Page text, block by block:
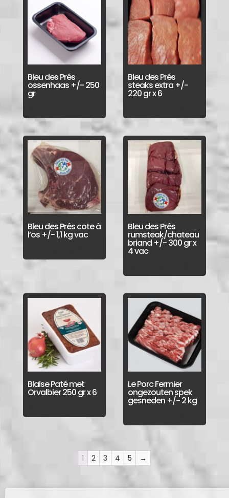
Bleu des Prés
ossenhaas +/- 250
gr
Bleu des Prés
steaks extra +/-
220 gr x 6
Bleu des Prés cote à
l’os +/- 1,1 kg vac
Bleu des Prés
rumsteak/chateau
briand +/- 300 gr x
4 vac
Blaise Paté met
Orvalbier 250 gr x 6
Le Porc Fermier
ongezouten spek
gesneden +/- 2 kg
1 2 3 4 5 →